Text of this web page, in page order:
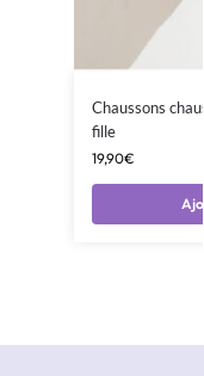
Chaussons
fille
19,90€